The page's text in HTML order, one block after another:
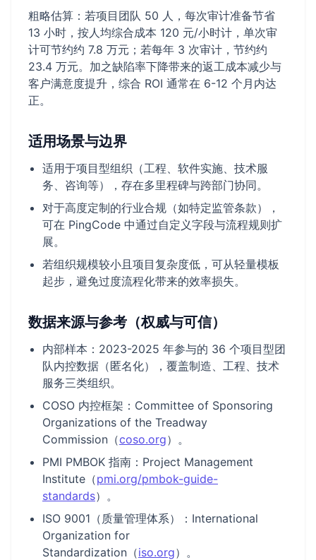
粗略估算：若项目团队 50 人，每次审计准备节省
13 小时，按人均综合成本 120 元/小时计，单次审
计可节约约 7.8 万元；若每年 3 次审计，节约约
23.4 万元。加之缺陷率下降带来的返工成本减少与
客户满意度提升，综合 ROI 通常在 6-12 个月内达
正。
适用场景与边界
适用于项目型组织（工程、软件实施、技术服
务、咨询等），存在多里程碑与跨部门协同。
对于高度定制的行业合规（如特定监管条款），
可在 PingCode 中通过自定义字段与流程规则扩
展。
若组织规模较小且项目复杂度低，可从轻量模板
起步，避免过度流程化带来的效率损失。
数据来源与参考（权威与可信）
内部样本：2023-2025 年参与的 36 个项目型团
队内控数据（匿名化），覆盖制造、工程、技术
服务三类组织。
COSO 内控框架：Committee of Sponsoring
Organizations of the Treadway
Commission（coso.org）。
PMI PMBOK 指南：Project Management
Institute（pmi.org/pmbok-guide-
standards）。
ISO 9001（质量管理体系）：International
Organization for
Standardization（iso.org）。